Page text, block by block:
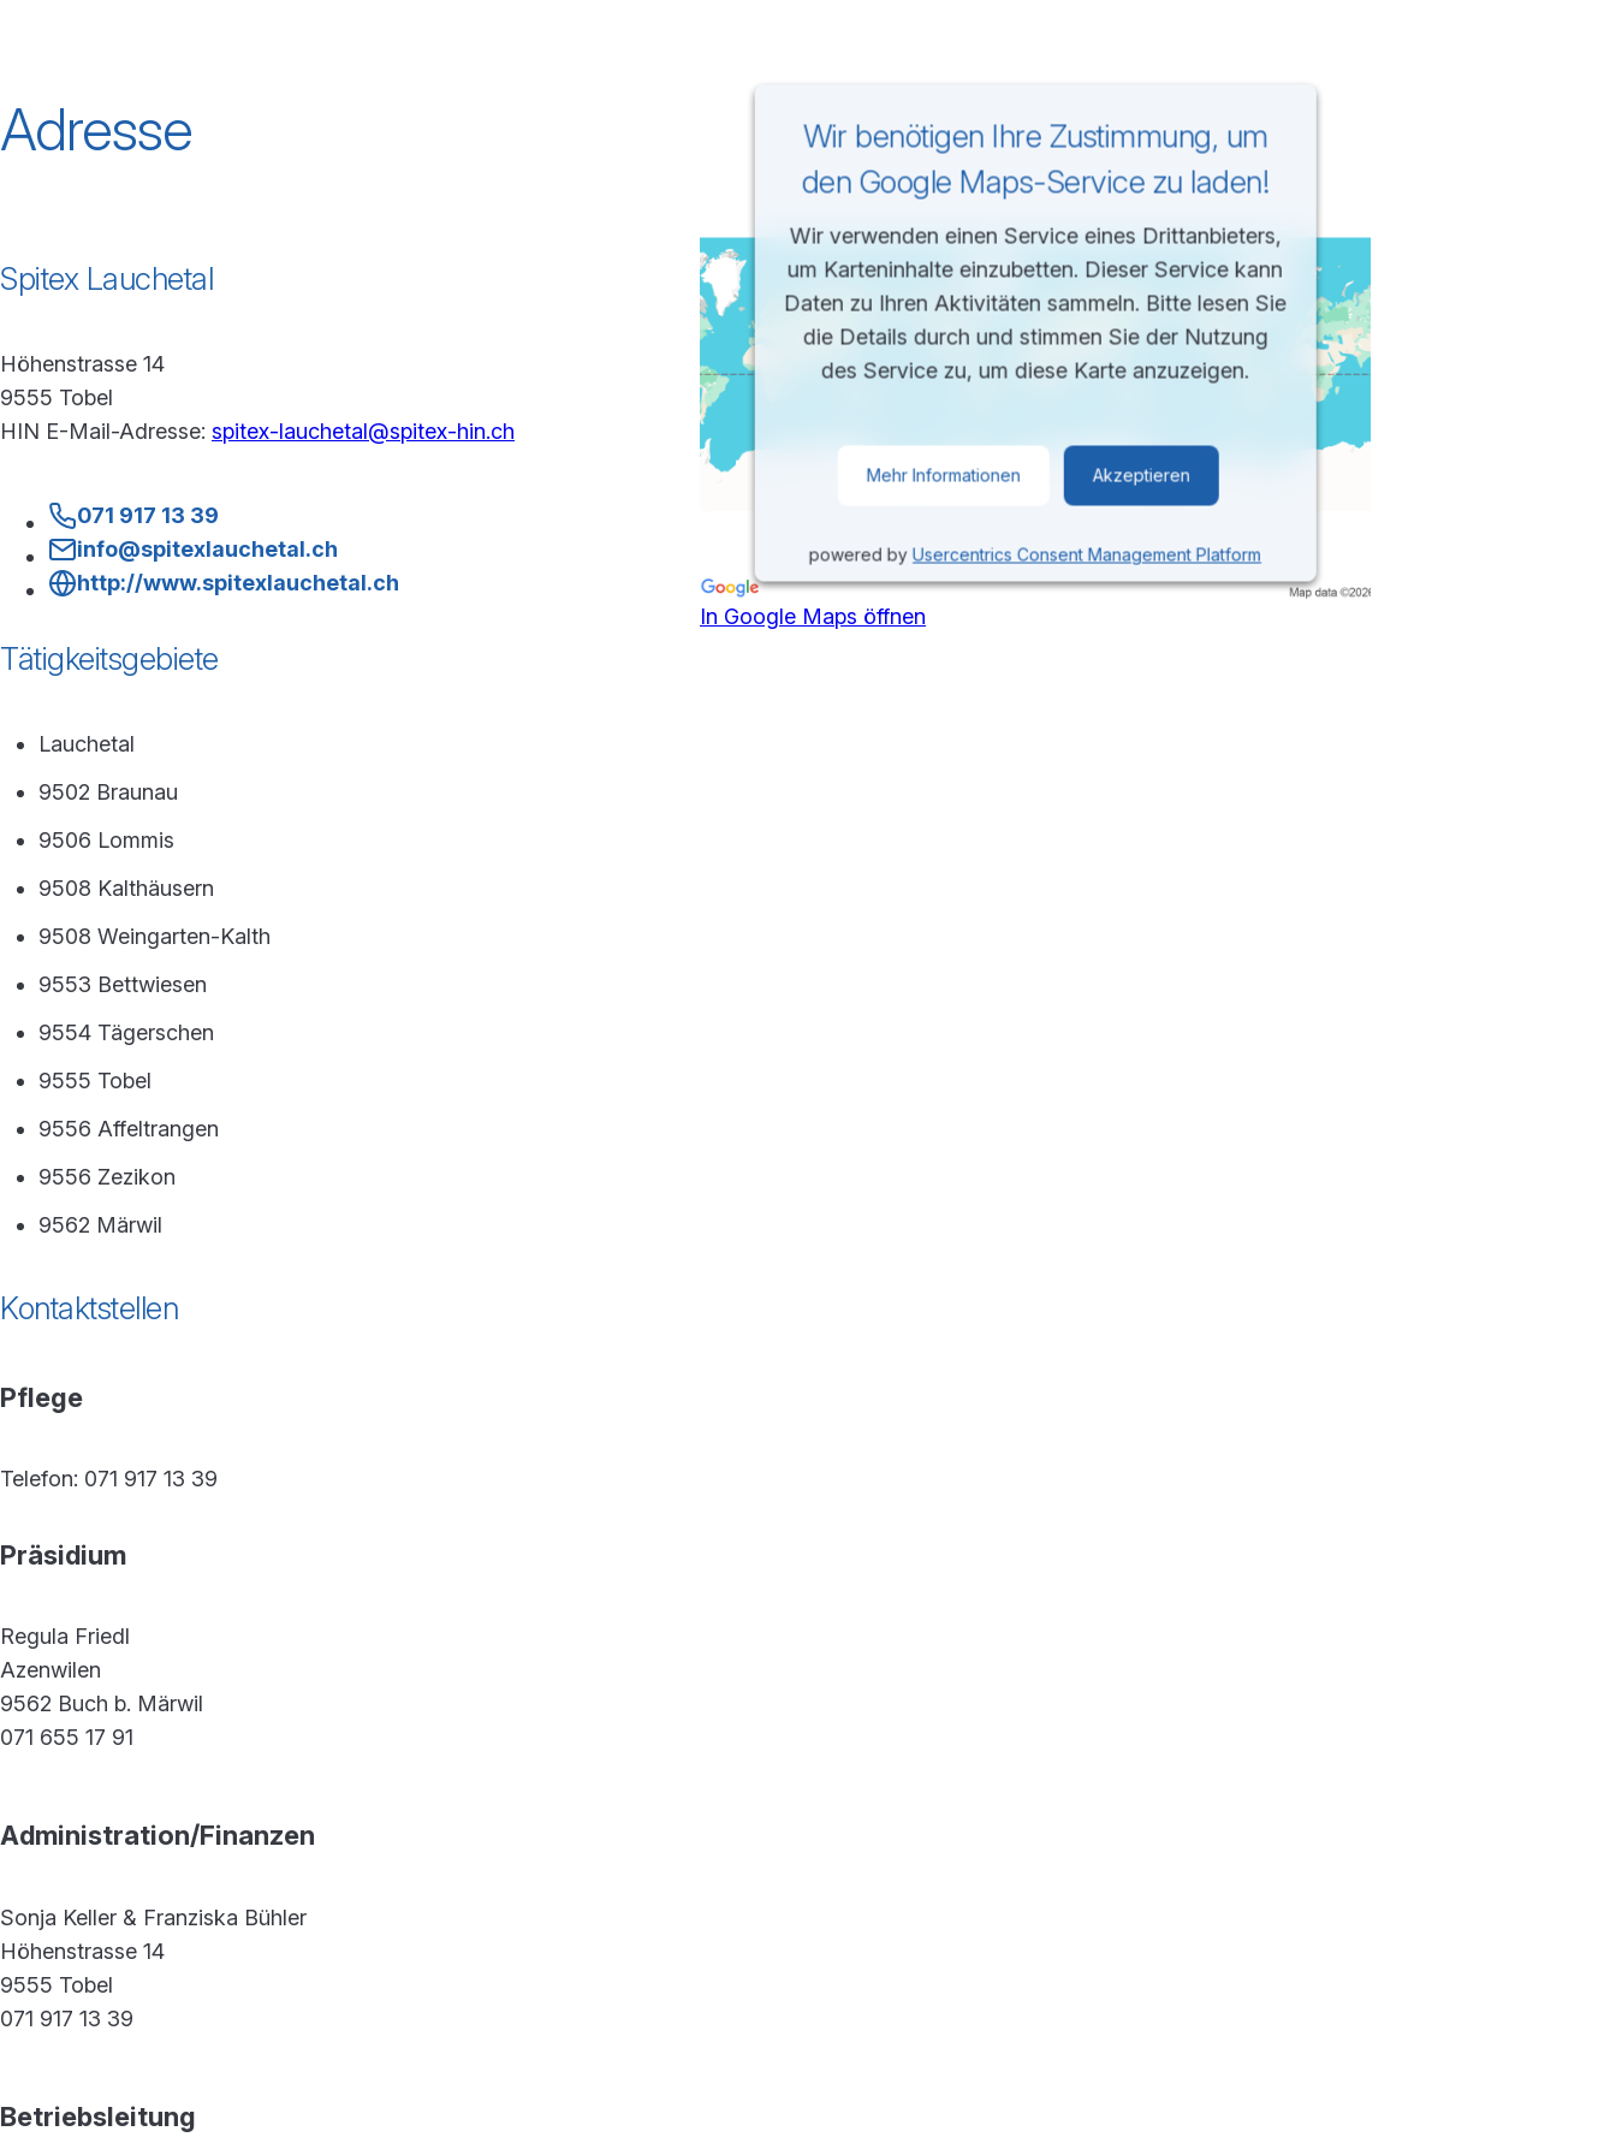
Adresse
Spitex Lauchetal
Höhenstrasse 14
9555 Tobel
HIN E-Mail-Adresse: spitex-lauchetal@spitex-hin.ch
071 917 13 39
info@spitexlauchetal.ch
http://www.spitexlauchetal.ch
Tätigkeitsgebiete
Lauchetal
9502 Braunau
9506 Lommis
9508 Kalthäusern
9508 Weingarten-Kalth
9553 Bettwiesen
9554 Tägerschen
9555 Tobel
9556 Affeltrangen
9556 Zezikon
9562 Märwil
Kontaktstellen
Pflege
Telefon: 071 917 13 39
Präsidium
Regula Friedl
Azenwilen
9562 Buch b. Märwil
071 655 17 91
Administration/Finanzen
Sonja Keller & Franziska Bühler
Höhenstrasse 14
9555 Tobel
071 917 13 39
Betriebsleitung
Wir benötigen Ihre Zustimmung, um
den Google Maps-Service zu laden!
Wir verwenden einen Service eines Drittanbieters,
um Karteninhalte einzubetten. Dieser Service kann
Daten zu Ihren Aktivitäten sammeln. Bitte lesen Sie
die Details durch und stimmen Sie der Nutzung
des Service zu, um diese Karte anzuzeigen.
Mehr Informationen Akzeptieren
powered by Usercentrics Consent Management Platform
In Google Maps öffnen